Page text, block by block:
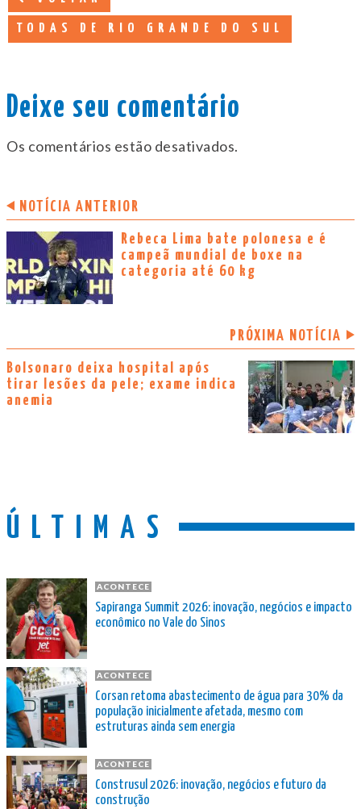
TODAS DE RIO GRANDE DO SUL
Deixe seu comentário
Os comentários estão desativados.
NOTÍCIA ANTERIOR
Rebeca Lima bate polonesa e é
campeã mundial de boxe na
categoria até 60 kg
PRÓXIMA NOTÍCIA
Bolsonaro deixa hospital após
tirar lesões da pele; exame indica
anemia
ÚLTIMAS
ACONTECE
Sapiranga Summit 2026: inovação, negócios e impacto
econômico no Vale do Sinos
ACONTECE
Corsan retoma abastecimento de água para 30% da
população inicialmente afetada, mesmo com
estruturas ainda sem energia
ACONTECE
Construsul 2026: inovação, negócios e futuro da
construção